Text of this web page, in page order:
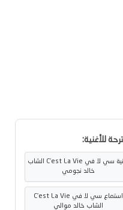
للأغنية:
اغنية سي لا في C'est La Vie الشاب
خالد نجومي
استماع سي لا في C'est La Vie
الشاب خالد موالي